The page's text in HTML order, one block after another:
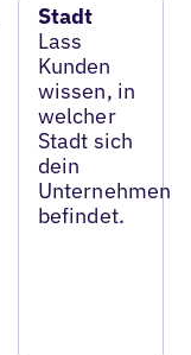
Stadt
Lass
Kunden
wissen, in
welcher
Stadt sich
dein
Unternehmen
befindet.